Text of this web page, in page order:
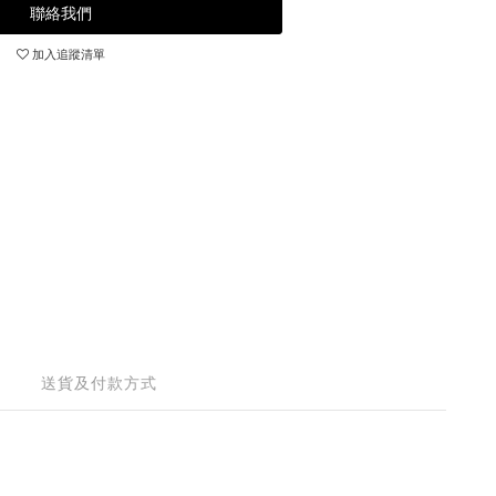
聯絡我們
加入追蹤清單
送貨及付款方式